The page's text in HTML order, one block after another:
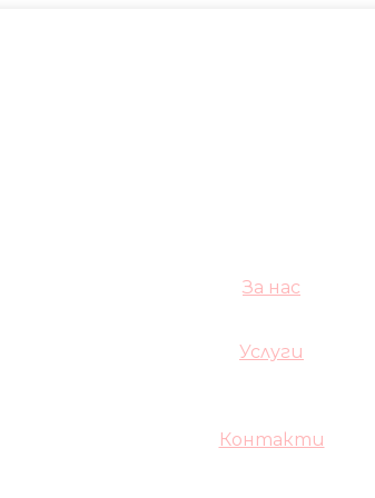
За нас
Услуги
Контакти